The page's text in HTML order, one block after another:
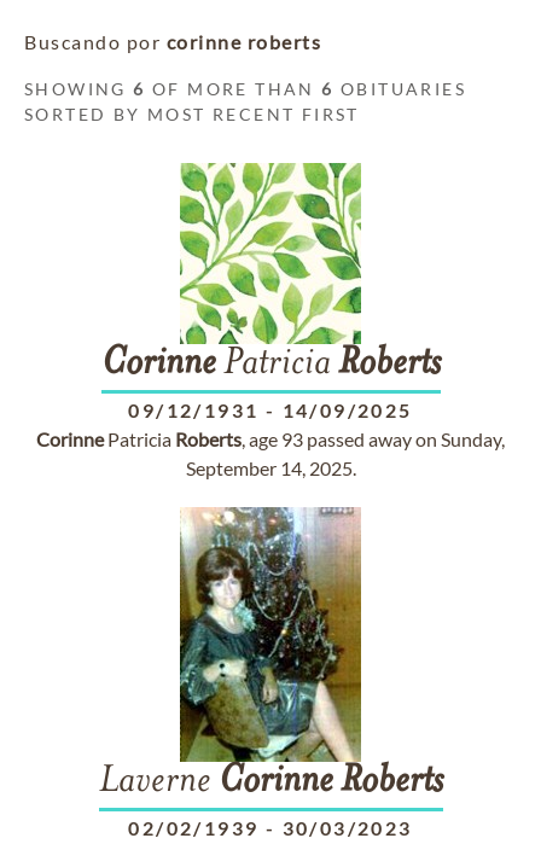
Buscando por corinne roberts
SHOWING6 OF MORE THAN6 OBITUARIES
SORTED BY MOST RECENT FIRST
CorinnePatricia Roberts
09/12/1931 - 14/09/2025
CorinnePatricia Roberts, age 93 passed away on Sunday,
September 14, 2025.
Laverne Corinne Roberts
02/02/1939 - 30/03/2023